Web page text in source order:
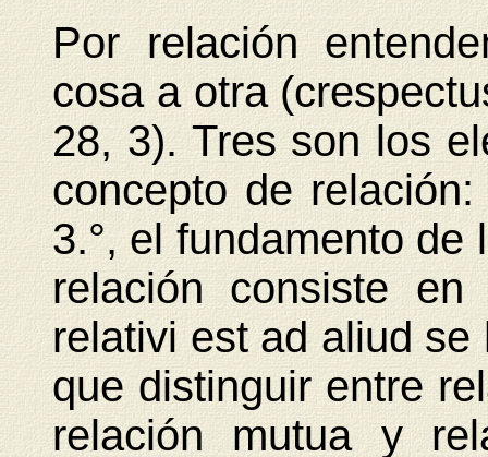
Por relación
cosa a otra
28, 3). Tres son los
concepto de
3.°, el fundamento
relación consiste
relativi est ad aliud
que distinguir entre
relación mutua y